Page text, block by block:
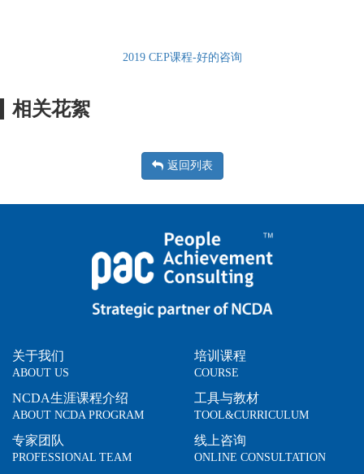
2019 CEP课程-好的咨询
相关花絮
返回列表
关于我们
ABOUT US
NCDA生涯课程介绍
ABOUT NCDA PROGRAM
专家团队
PROFESSIONAL TEAM
培训课程
COURSE
工具与教材
TOOL&CURRICULUM
线上咨询
ONLINE CONSULTATION